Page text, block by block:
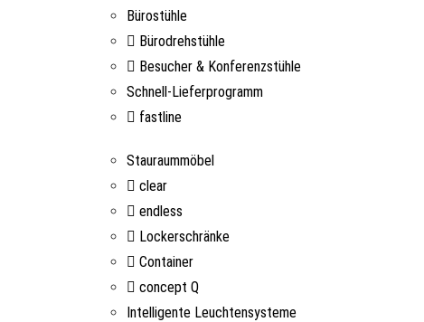
Bürostühle
Bürodrehstühle
Besucher & Konferenzstühle
Schnell-Lieferprogramm
fastline
Stauraummöbel
clear
endless
Lockerschränke
Container
concept Q
Intelligente Leuchtensysteme